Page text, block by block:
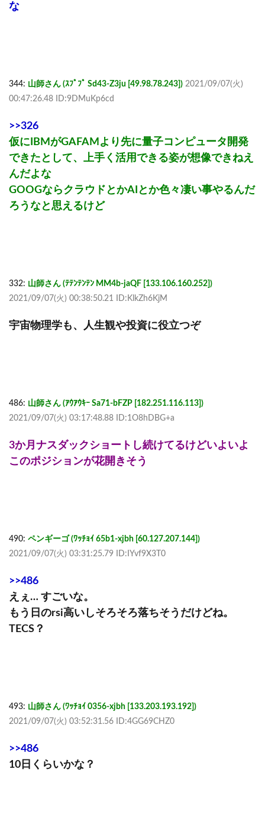
な
344: 山師さん (ｽﾌﾟﾌﾟ Sd43-Z3ju [49.98.78.243]) 2021/09/07(火)
00:47:26.48 ID:9DMuKp6cd
>>326
仮にIBMがGAFAMより先に量子コンピュータ開発
できたとして、上手く活用できる姿が想像できねえ
んだよな
GOOGならクラウドとかAIとか色々凄い事やるんだ
ろうなと思えるけど
332: 山師さん (ﾃﾃﾝﾃﾝﾃﾝ MM4b-jaQF [133.106.160.252])
2021/09/07(火) 00:38:50.21 ID:KlkZh6KjM
宇宙物理学も、人生観や投資に役立つぞ
486: 山師さん (ｱｳｱｳｷｰ Sa71-bFZP [182.251.116.113])
2021/09/07(火) 03:17:48.88 ID:1O8hDBG+a
3か月ナスダックショートし続けてるけどいよいよ
このポジションが花開きそう
490: ペンギーゴ (ﾜｯﾁｮｲ 65b1-xjbh [60.127.207.144])
2021/09/07(火) 03:31:25.79 ID:IYvf9X3T0
>>486
えぇ… すごいな。
もう日のrsi高いしそろそろ落ちそうだけどね。
TECS？
493: 山師さん (ﾜｯﾁｮｲ 0356-xjbh [133.203.193.192])
2021/09/07(火) 03:52:31.56 ID:4GG69CHZ0
>>486
10日くらいかな？